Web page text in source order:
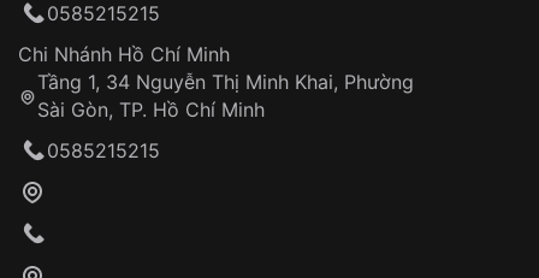
Khách hàng kiểm tra và thanh toán trực tiếp
Đảm bảo quyền lợi khách hàng
Đồng hành cùng khách hàng trong suốt quá
trình sử dụng
0585215215
Chi Nhánh Hồ Chí Minh
Tầng 1, 34 Nguyễn Thị Minh Khai, Phường
Sài Gòn, TP. Hồ Chí Minh
0585215215